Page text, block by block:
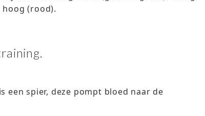
(rood).
een spier, deze pompt bloed naar de